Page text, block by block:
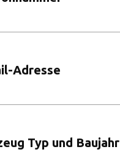
Adresse
Typ und Baujahr